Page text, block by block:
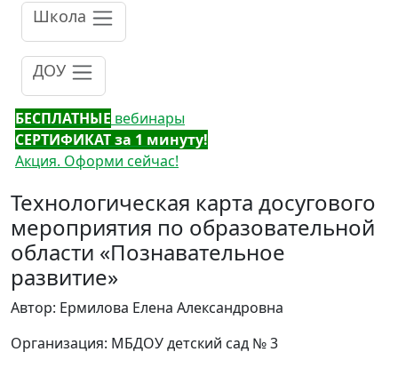
Школа
ДОУ
БЕСПЛАТНЫЕ вебинары
СЕРТИФИКАТ за 1 минуту!
Акция. Оформи сейчас!
Технологическая карта досугового
мероприятия по образовательной
области «Познавательное
развитие»
Автор: Ермилова Елена Александровна
Организация: МБДОУ детский сад № 3